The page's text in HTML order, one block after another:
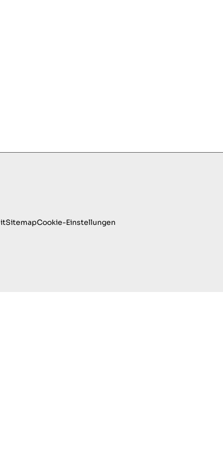
SitemapCookie-Einstellungen